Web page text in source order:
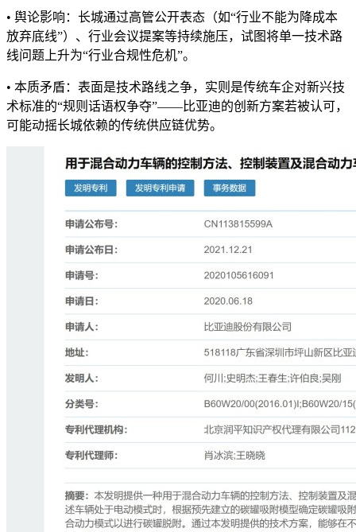
• 舆论影响：长城通过高管公开表态（如“行业不能为降成本
放弃底线”）、行业会议提案等持续施压，试图将单一技术路
线问题上升为“行业合规性危机”。
• 本质矛盾：表面是技术路线之争，实则是传统车企对新兴技
术标准的“规则话语权争夺”——比亚迪的创新方案若被认可，
可能动摇长城依赖的传统供应链优势。